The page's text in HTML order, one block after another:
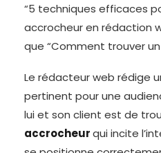
“5 techniques efficaces
accrocheur en rédaction
que “Comment trouver
Le rédacteur web rédige
pertinent pour une
lui et son client est de
accrocheurqui incite